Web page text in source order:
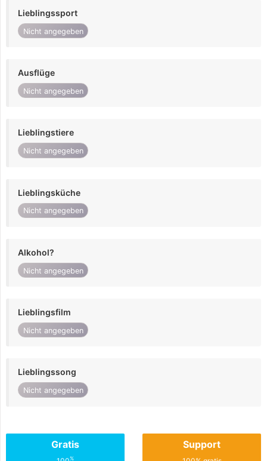
Lieblingssport
Nicht angegeben
Ausflüge
Nicht angegeben
Lieblingstiere
Nicht angegeben
Lieblingsküche
Nicht angegeben
Alkohol?
Nicht angegeben
Lieblingsfilm
Nicht angegeben
Lieblingssong
Nicht angegeben
Gratis
%
Support